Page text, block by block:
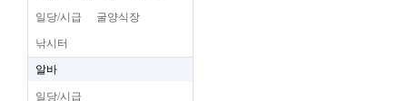
일당/시급 굴양식장
낚시터
알바
일당/시급